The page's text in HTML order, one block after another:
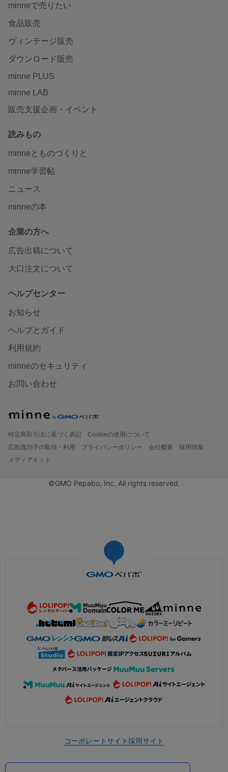
minneで売りたい
食品販売
ヴィンテージ販売
ダウンロード販売
minne PLUS
minne LAB
販売支援企画・イベント
読みもの
minneとものづくりと
minne学習帖
ニュース
minneの本
企業の方へ
広告出稿について
大口注文について
ヘルプセンター
お知らせ
ヘルプとガイド
利用規約
minneのセキュリティ
お問い合わせ
特定商取引法に基づく表記
Cookieの使用について
広告識別子の取得・利用
プライバシーポリシー 会社概要
採用情報
メディアキット
©GMO Pepabo, Inc. All rights reserved.
コーポレートサイト採用サイト